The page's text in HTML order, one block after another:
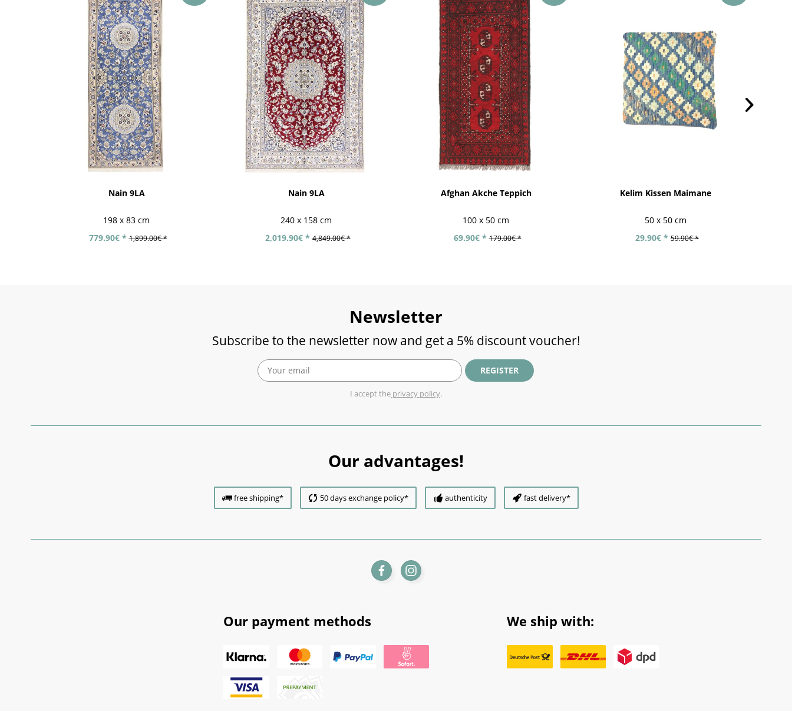
Nain 9LA
198 x 83 cm
779.90€ * 1,899.00€ *
Nain 9LA
240 x 158 cm
2,019.90€ * 4,849.00€ *
Afghan Akche Teppich
100 x 50 cm
69.90€ * 179.00€ *
Kelim Kissen Maimane
50 x 50 cm
29.90€ * 59.90€ *
Newsletter
Subscribe to the newsletter now and get a 5% discount voucher!
REGISTER
I accept the privacy policy.
Our advantages!
free shipping* 50 days exchange policy* authenticity fast delivery*
Our payment methods We ship with: